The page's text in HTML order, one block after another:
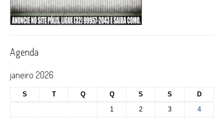
Agenda
janeiro 2026
S T Q Q S S
D
1
2 3
4